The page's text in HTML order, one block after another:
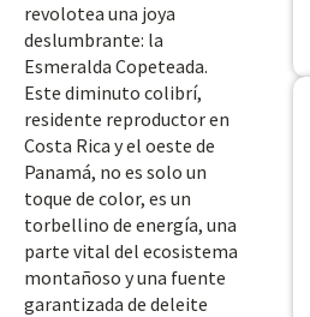
revolotea una joya
deslumbrante: la
Esmeralda Copeteada.
Este diminuto colibrí,
residente reproductor en
Costa Rica y el oeste de
Panamá, no es solo un
toque de color, es un
torbellino de energía, una
parte vital del ecosistema
montañoso y una fuente
garantizada de deleite